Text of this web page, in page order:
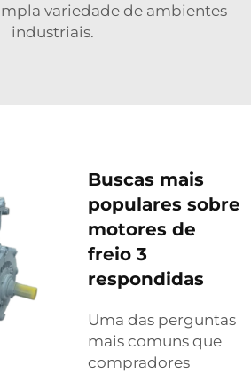
variedade de ambientes
industriais.
Buscas mais
populares sobre
motores de
freio 3
respondidas
Uma das perguntas
mais comuns que
compradores